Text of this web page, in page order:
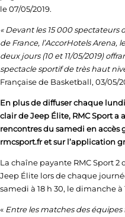
le 07/05/2019.
« Devant les 15 000 spectateurs
de France, l’AccorHotels Arena,
deux jours (10 et 11/05/2019)
spectacle sportif de très haut
Française de Basketball, 03/05/
En plus de diffuser chaque
clair de Jeep Élite, RMC Sport
rencontres du samedi en accès
rmcsport.fr et sur l’application
La chaîne payante RMC Sport
Jeep Élite lors de chaque
samedi à 18 h 30, le dimanche à
« Entre les matches des équipes